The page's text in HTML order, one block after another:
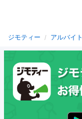
ジモティー アルバイト